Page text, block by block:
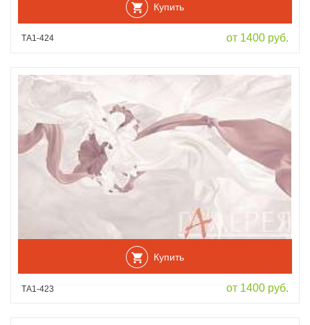
Купить
ТА1-424 от 1400 руб.
Купить
ТА1-423 от 1400 руб.